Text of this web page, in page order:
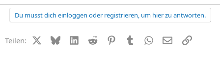
Du musst dich einloggen oder registrieren, um hier zu antworten.
Teilen: X (Twitter)
BlueskyLinkedIn
Reddit PinterestTumblr WhatsApp
E-MailLink